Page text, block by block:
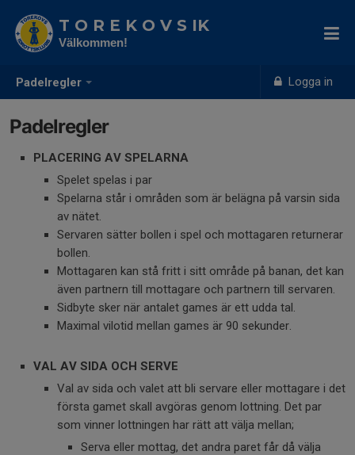
Padelregler Logga in
T O R E K O V S IK
Välkommen!
Padelregler
PLACERING AV SPELARNA
Spelet spelas i par
Spelarna står i områden som är belägna på varsin sida
av nätet.
Servaren sätter bollen i spel och mottagaren returnerar
bollen.
Mottagaren kan stå fritt i sitt område på banan, det kan
även partnern till mottagare och partnern till servaren.
Sidbyte sker när antalet games är ett udda tal.
Maximal vilotid mellan games är 90 sekunder.
VAL AV SIDA OCH SERVE
Val av sida och valet att bli servare eller mottagare i det
första gamet skall avgöras genom lottning. Det par
som vinner lottningen har rätt att välja mellan;
Serva eller mottag, det andra paret får då välja